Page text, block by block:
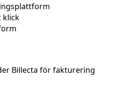
klick
Billecta för fakturering